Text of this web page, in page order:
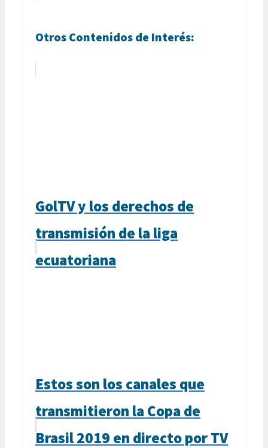
Otros Contenidos de Interés:
GolTV y los derechos de
transmisión de la liga
ecuatoriana
Estos son los canales que
transmitieron la Copa de
Brasil 2019 en directo por TV